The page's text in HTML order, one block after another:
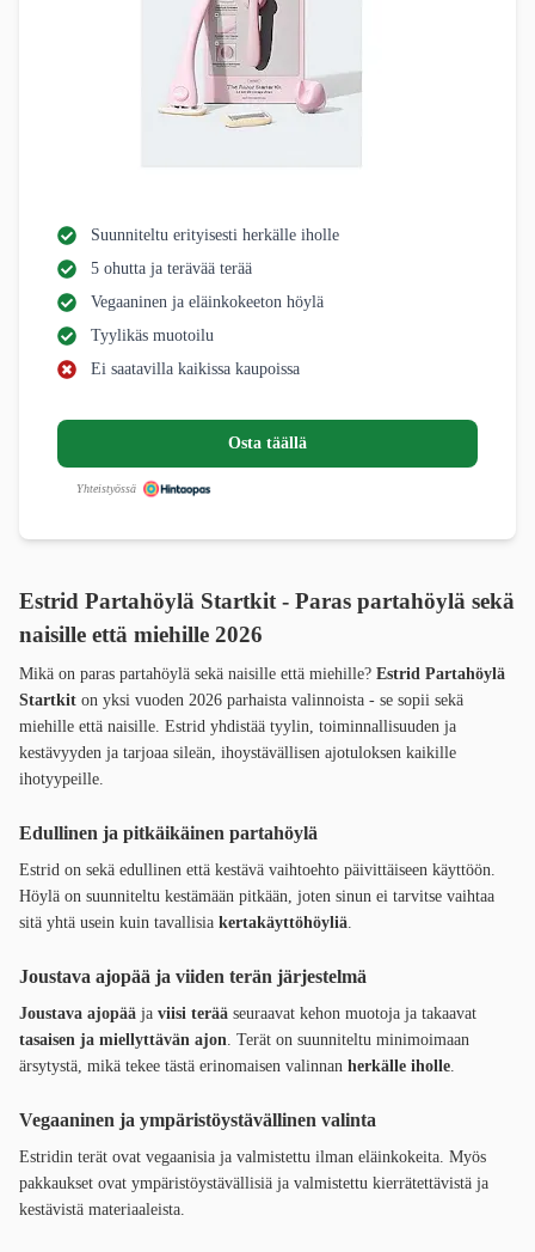
Suunniteltu erityisesti herkälle iholle
5 ohutta ja terävää terää
Vegaaninen ja eläinkokeeton höylä
Tyylikäs muotoilu
Ei saatavilla kaikissa kaupoissa
Osta täällä
Yhteistyössä
Estrid Partahöylä Startkit - Paras partahöylä sekä
naisille että miehille 2026
Mikä on paras partahöylä sekä naisille että miehille? Estrid Partahöylä
Startkit on yksi vuoden 2026 parhaista valinnoista - se sopii sekä
miehille että naisille. Estrid yhdistää tyylin, toiminnallisuuden ja
kestävyyden ja tarjoaa sileän, ihoystävällisen ajotuloksen kaikille
ihotyypeille.
Edullinen ja pitkäikäinen partahöylä
Estrid on sekä edullinen että kestävä vaihtoehto päivittäiseen käyttöön.
Höylä on suunniteltu kestämään pitkään, joten sinun ei tarvitse vaihtaa
sitä yhtä usein kuin tavallisia kertakäyttöhöyliä.
Joustava ajopää ja viiden terän järjestelmä
Joustava ajopää ja viisi terää seuraavat kehon muotoja ja takaavat
tasaisen ja miellyttävän ajon. Terät on suunniteltu minimoimaan
ärsytystä, mikä tekee tästä erinomaisen valinnan herkälle iholle.
Vegaaninen ja ympäristöystävällinen valinta
Estridin terät ovat vegaanisia ja valmistettu ilman eläinkokeita. Myös
pakkaukset ovat ympäristöystävällisiä ja valmistettu kierrätettävistä ja
kestävistä materiaaleista.